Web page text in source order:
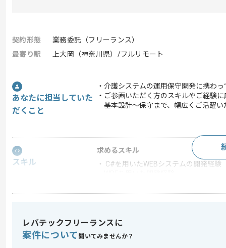
契約形態
業務委託（フリーランス）
最寄り駅
上大岡（神奈川県）/フルリモート
あなたに担当していた
だくこと
・介護システムの運用保守開発に携わ
・ご参画いただく方のスキルやご経験に
基本設計～保守まで、幅広くご活躍い
スキル
求めるスキル
・ C#を用いたWEBシステムの開発経験
・TypeScriptを用いた開発経験
・Angular を用いた開発経験
レバテックフリーランスに
案件について 聞いてみませんか？